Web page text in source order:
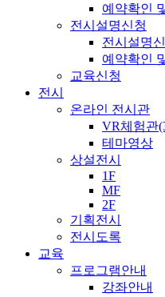
예약확인
전시설명신청
전시설명
예약확인
교육신청
전시
온라인 전시관
VR체험관
테마영상
상설전시
1F
MF
2F
기획전시
전시도록
교육
프로그램안내
강좌안내